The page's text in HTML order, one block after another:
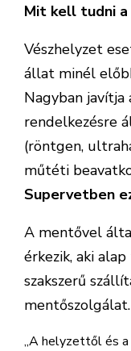
Mit kell tudni
Vészhelyzet
állat minél
Nagyban
rendelkezésre
(röntgen,
műtéti
Supervetben
A mentővel
érkezik, aki
szakszerű
mentőszolgálat.
„A helyzettől és